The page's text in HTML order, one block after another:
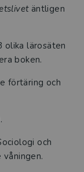
äntligen
olika lärosäten
boken.
förtäring och
och